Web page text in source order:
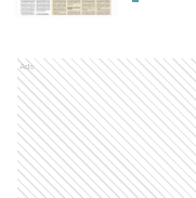
Ads